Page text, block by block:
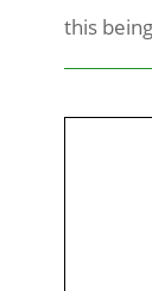
this